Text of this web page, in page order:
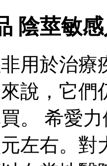
陰莖敏
用於治療
說，它們
。 希愛
左右。